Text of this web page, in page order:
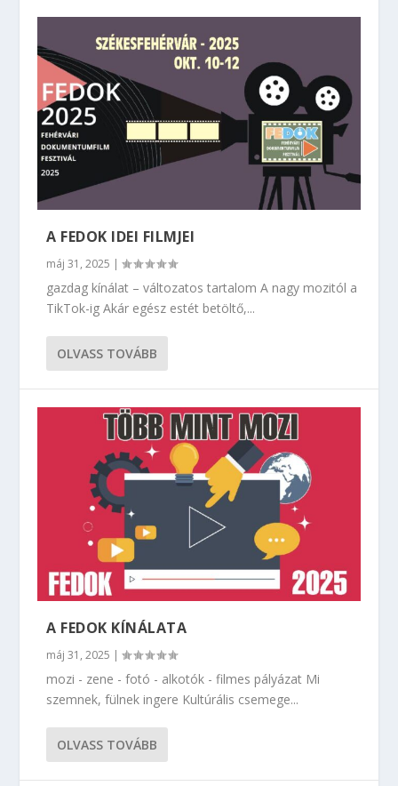
A FEDOK IDEI FILMJEI
máj 31, 2025 |
gazdag kínálat – változatos tartalom A nagy mozitól a
TikTok-ig Akár egész estét betöltő,...
OLVASS TOVÁBB
A FEDOK KÍNÁLATA
máj 31, 2025 |
mozi - zene - fotó - alkotók - filmes pályázat Mi
szemnek, fülnek ingere Kultúrális csemege...
OLVASS TOVÁBB